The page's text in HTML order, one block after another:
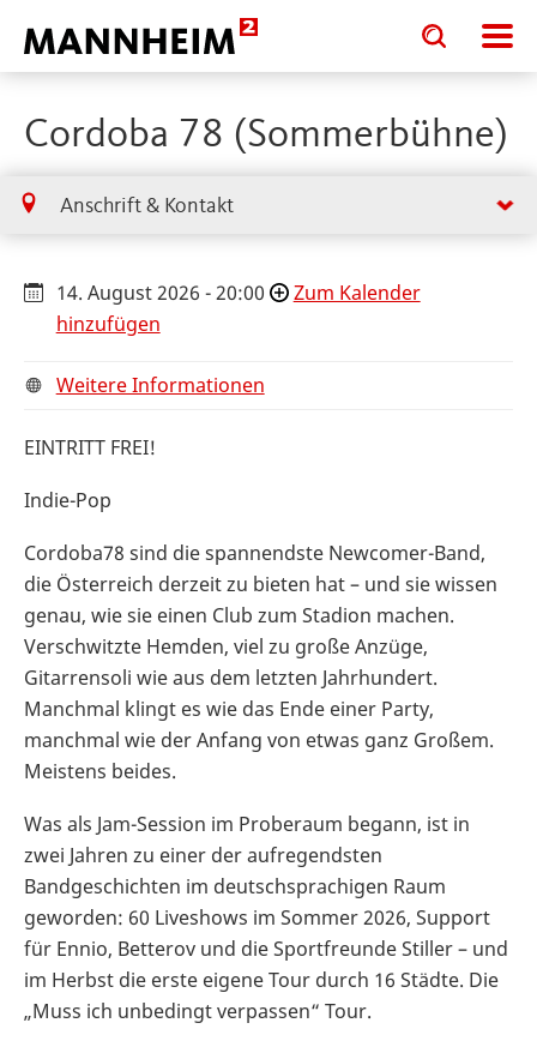
Toggle
search
input
Toggle
search
input
Cordoba 78 (Sommerbühne)
Anschrift & Kontakt
14. August 2026 - 20:00
Zum Kalender
hinzufügen
Weitere Informationen
EINTRITT FREI!
Indie-Pop
Cordoba78 sind die spannendste Newcomer-Band,
die Österreich derzeit zu bieten hat – und sie wissen
genau, wie sie einen Club zum Stadion machen.
Verschwitzte Hemden, viel zu große Anzüge,
Gitarrensoli wie aus dem letzten Jahrhundert.
Manchmal klingt es wie das Ende einer Party,
manchmal wie der Anfang von etwas ganz Großem.
Meistens beides.
Was als Jam-Session im Proberaum begann, ist in
zwei Jahren zu einer der aufregendsten
Bandgeschichten im deutschsprachigen Raum
geworden: 60 Liveshows im Sommer 2026, Support
für Ennio, Betterov und die Sportfreunde Stiller – und
im Herbst die erste eigene Tour durch 16 Städte. Die
„Muss ich unbedingt verpassen“ Tour.